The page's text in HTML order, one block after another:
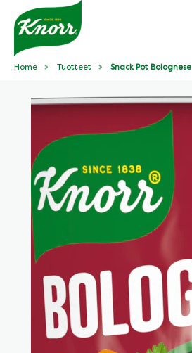
Home Tuotteet Snack Pot Bolognese